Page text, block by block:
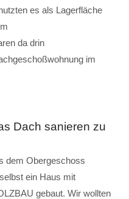
es als Lagerfläche
da drin
im
Dach sanieren zu
dem Obergeschoss
ein Haus mit
gebaut. Wir wollten